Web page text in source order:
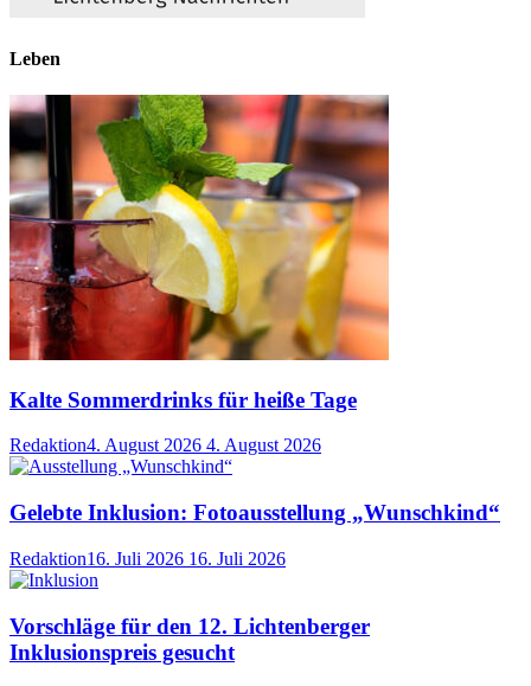
Leben
Kalte Sommerdrinks für heiße Tage
Redaktion4. August 2026 4. August 2026
Gelebte Inklusion: Fotoausstellung „Wunschkind“
Redaktion16. Juli 2026 16. Juli 2026
Vorschläge für den 12. Lichtenberger
Inklusionspreis gesucht